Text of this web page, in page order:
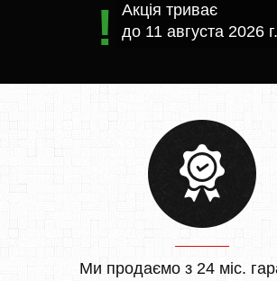
Акція триває
до 11 августа 2026 г.
Ми продаємо з 24 міс.